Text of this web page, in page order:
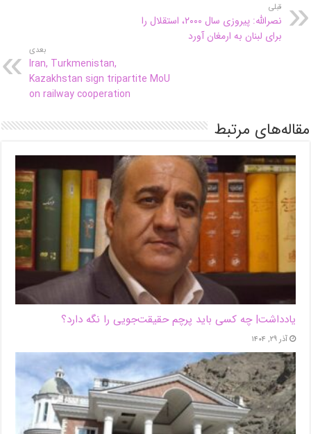
قبلی
نصرالله: پیروزی سال ۲۰۰۰، استقلال را
برای لبنان به ارمغان آورد
بعدی
Iran, Turkmenistan,
Kazakhstan sign tripartite MoU
on railway cooperation
مقاله‌های مرتبط
یادداشت| ‌چه کسی باید پرچم حقیقت‌جویی را نگه دارد؟
آذر ۲۹, ۱۴۰۴